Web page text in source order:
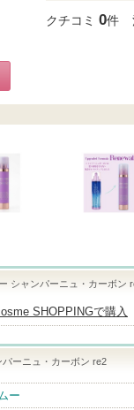
クチコミ 0件
シャンパーニュ・カーボン
SHOPPINGで購入
ーニュ・カーボン re2
ー